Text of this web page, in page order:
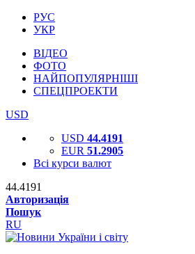
РУС
УКР
ВІДЕО
ФОТО
НАЙПОПУЛЯРНІШІ
СПЕЦПРОЕКТИ
USD
USD 44.4191
EUR 51.2905
Всі курси валют
44.4191
Авторизація
Пошук
RU